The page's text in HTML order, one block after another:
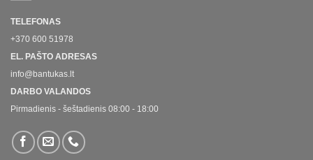
TELEFONAS
+370 600 51978
EL. PAŠTO ADRESAS
info@bantukas.lt
DARBO VALANDOS
Pirmadienis - šeštadienis 08:00 - 18:00